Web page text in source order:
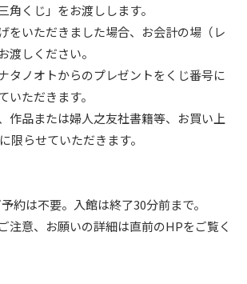
角くじ」をお渡しします。
をいただきました場合、お会計の場（レ
渡しください。
タノオトからのプレゼントをくじ番号に
いただきます。
作品または婦人之友社書籍等、お買い上
限らせていただきます。
約は不要。入館は終了30分前まで。
注意、お願いの詳細は直前のHPをご覧く